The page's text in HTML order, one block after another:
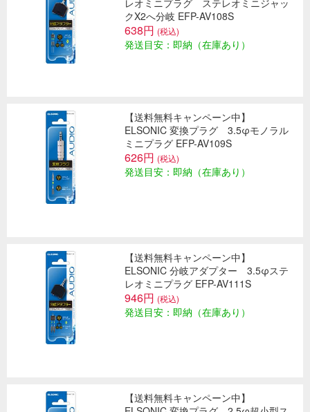
レオミニプラグ ステレオミニジャッ
クX2へ分岐 EFP-AV108S
638円 (税込)
発送目安：即納（在庫あり）
【送料無料キャンペーン中】
ELSONIC 変換プラグ 3.5φモノラル
ミニプラグ EFP-AV109S
626円 (税込)
発送目安：即納（在庫あり）
【送料無料キャンペーン中】
ELSONIC 分岐アダプター 3.5φステ
レオミニプラグ EFP-AV111S
946円 (税込)
発送目安：即納（在庫あり）
【送料無料キャンペーン中】